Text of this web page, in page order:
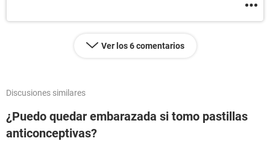
Ver los 6 comentarios
Discusiones similares
¿Puedo quedar embarazada si tomo pastillas
anticonceptivas?